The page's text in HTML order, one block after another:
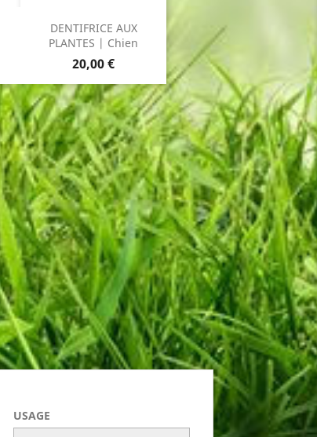
DENTIFRICE AUX
PLANTES | Chien
Prix
20,00 €
USAGE